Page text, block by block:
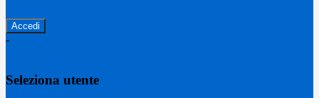
-
Seleziona utente